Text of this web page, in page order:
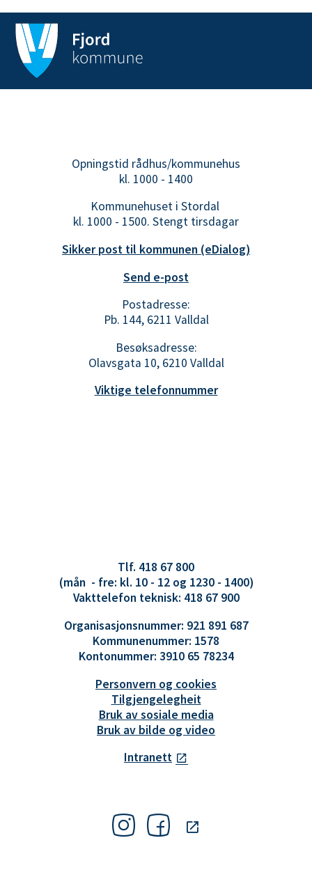
Opningstid rådhus/kommunehus
kl. 1000 - 1400
Kommunehuset i Stordal
kl. 1000 - 1500. Stengt tirsdagar
Sikker post til kommunen (eDialog)
Send e-post
Postadresse:
Pb. 144, 6211 Valldal
Besøksadresse:
Olavsgata 10, 6210 Valldal
Viktige telefonnummer
Tlf. 418 67 800
(mån - fre: kl. 10 - 12 og 1230 - 1400)
Vakttelefon teknisk: 418 67 900
Organisasjonsnummer: 921 891 687
Kommunenummer: 1578
Kontonummer: 3910 65 78234
Personvern og cookies
Tilgjengelegheit
Bruk av sosiale media
Bruk av bilde og video
Intranett